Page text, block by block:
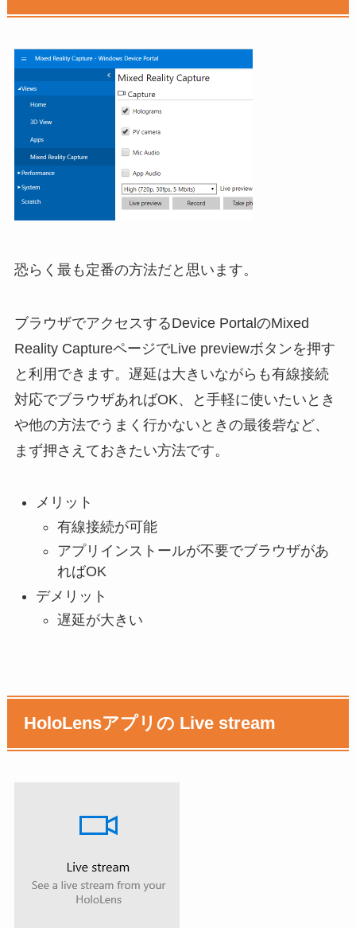
恐らく最も定番の方法だと思います。
ブラウザでアクセスするDevice PortalのMixed
Reality CaptureページでLive previewボタンを押す
と利用できます。遅延は大きいながらも有線接続
対応でブラウザあればOK、と手軽に使いたいとき
や他の方法でうまく行かないときの最後砦など、
まず押さえておきたい方法です。
メリット
有線接続が可能
アプリインストールが不要でブラウザがあ
ればOK
デメリット
遅延が大きい
HoloLensアプリの Live stream